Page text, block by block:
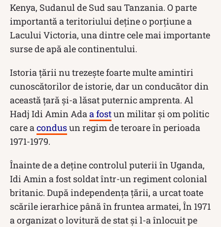
Kenya, Sudanul de Sud sau Tanzania. O parte
importantă a teritoriului deține o porțiune a
Lacului Victoria, una dintre cele mai importante
surse de apă ale continentului.
Istoria țării nu trezește foarte multe amintiri
cunoscătorilor de istorie, dar un conducător din
această țară și-a lăsat puternic amprenta. Al
Hadj Idi Amin Ada a fostun militar și om politic
care a condusun regim de teroare în perioada
1971-1979.
Înainte de a deține controlul puterii în Uganda,
Idi Amin a fost soldat într-un regiment colonial
britanic. După independența țării, a urcat toate
scările ierarhice până în fruntea armatei, În 1971
a organizat o lovitură de stat și l-a înlocuit pe